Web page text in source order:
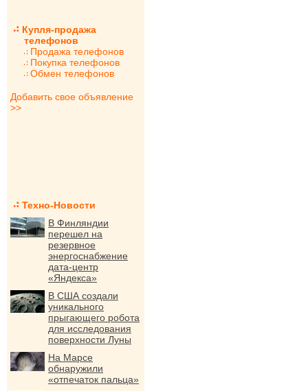
Купля-продажа
телефонов
Продажа телефонов
Покупка телефонов
Обмен телефонов
Добавить свое объявление
>>
Техно-Новости
В Финляндии
перешел на
резервное
энергоснабжение
дата-центр
«Яндекса»
В США создали
уникального
прыгающего робота
для исследования
поверхности Луны
На Марсе
обнаружили
«отпечаток пальца»